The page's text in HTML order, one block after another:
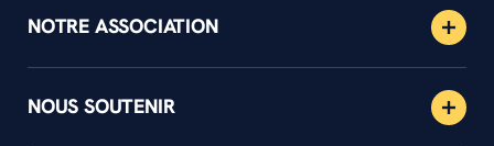
NOTRE ASSOCIATION
NOUS SOUTENIR